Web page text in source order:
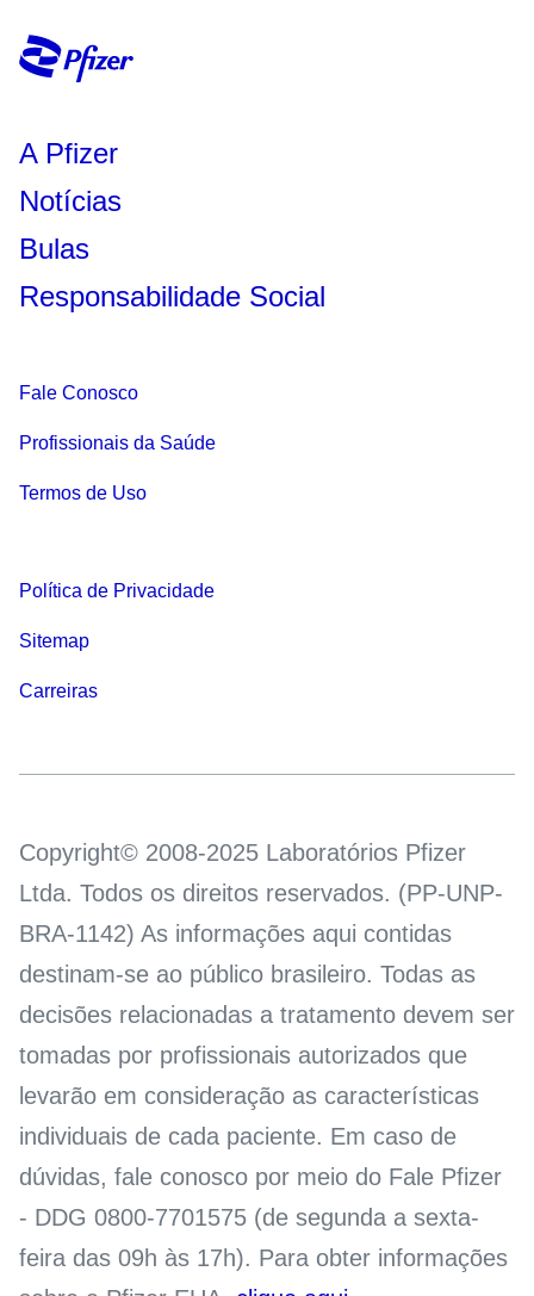
A Pfizer
Notícias
Bulas
Responsabilidade Social
Fale Conosco
Profissionais da Saúde
Termos de Uso
Política de Privacidade
Sitemap
Carreiras
Copyright© 2008-2025 Laboratórios Pfizer
Ltda. Todos os direitos reservados. (PP-UNP-
BRA-1142) As informações aqui contidas
destinam-se ao público brasileiro. Todas as
decisões relacionadas a tratamento devem ser
tomadas por profissionais autorizados que
levarão em consideração as características
individuais de cada paciente. Em caso de
dúvidas, fale conosco por meio do Fale Pfizer
- DDG 0800-7701575 (de segunda a sexta-
feira das 09h às 17h). Para obter informações